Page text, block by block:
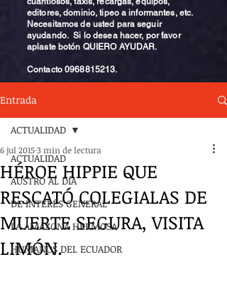
editores, dominio, tipeo a informantes, etc.
Necesitamos de usted para seguir
ayudando. Si lo desea hacer, por favor
aplaste botón QUIERO AYUDAR.
Contacto0968815213.
Entrada
ACTUALIDAD
AUSTRO AL DÍA
DE INTERÉS GENERAL
LA AMAZONA HERMOSA
HUMANOS DEL ECUADOR
ACTUALIDAD
HÉROE HIPPIE QUE
RESCATÓ COLEGIALAS DE
MUERTE SEGURA, VISITA
LIMÓN.
6 jul 20153 min de lectura